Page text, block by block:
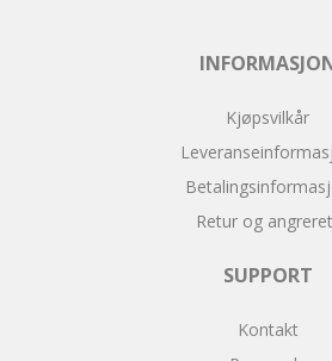
Kjøpsvilkår
Retur og
SUPPORT
Kontakt